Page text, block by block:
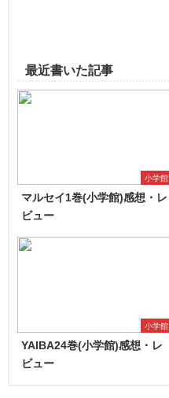
最近書いた記事
小学館
マルセイ1巻(小学館)感想・レ
ビュー
小学館
YAIBA24巻(小学館)感想・レ
ビュー